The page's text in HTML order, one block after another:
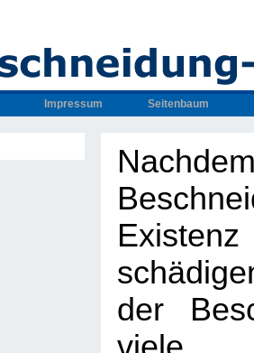
Impressum Seitenbaum
der